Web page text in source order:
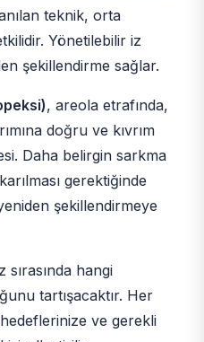
teknik, orta
Yönetilebilir iz
şekillendirme sağlar.
, areola etrafında,
doğru ve kıvrım
Daha belirgin sarkma
gerektiğinde
şekillendirmeye
sırasında hangi
tartışacaktır. Her
ve gerekli